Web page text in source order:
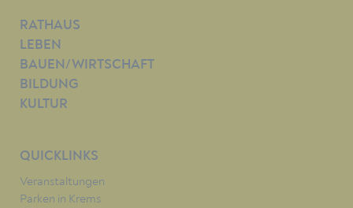
RATHAUS
LEBEN
BAUEN/WIRTSCHAFT
BILDUNG
KULTUR
QUICKLINKS
Veranstaltungen
Parken in Krems